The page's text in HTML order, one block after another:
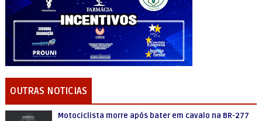
OUTRAS NOTICIAS
Motociclista morre após bater em cavalo na BR-277